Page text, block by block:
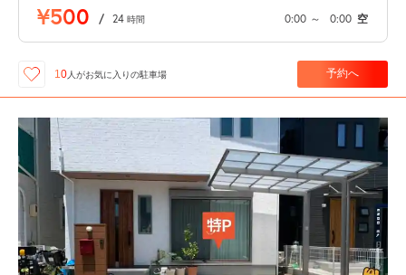
¥500 / 24 時間 0:00 ～ 0:00 空
10 人がお気に入りの駐車場 予約へ